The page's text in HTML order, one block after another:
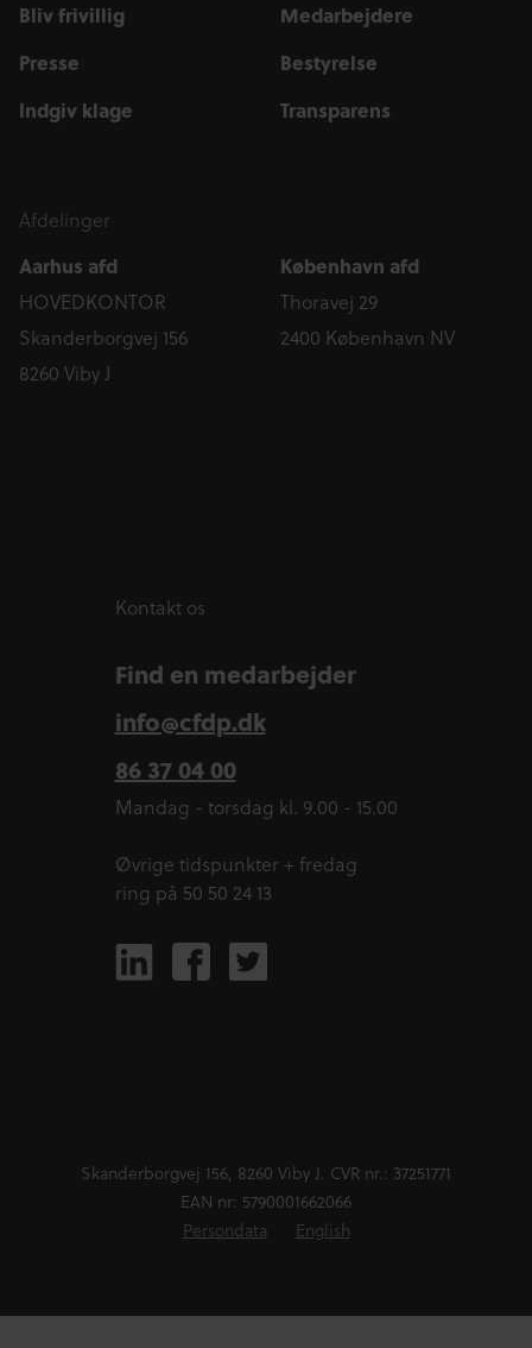
Bliv frivillig
Presse
Indgiv klage
Medarbejdere
Bestyrelse
Transparens
Afdelinger
Aarhus afd
HOVEDKONTOR
Skanderborgvej 156
8260 Viby J
København afd
Thoravej 29
2400 København NV
Kontakt os
Find en medarbejder
info@cfdp.dk
86 37 04 00
Mandag - torsdag kl. 9.00 - 15.00
Øvrige tidspunkter + fredag
ring på 50 50 24 13
Skanderborgvej 156, 8260 Viby J. CVR nr.: 37251771
EAN nr: 5790001662066
Persondata
English